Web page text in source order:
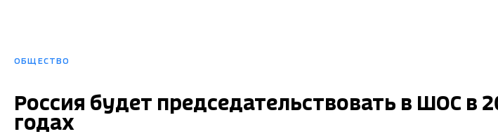
ОБЩЕСТВО
Россия будет председательствовать в ШОС в
годах